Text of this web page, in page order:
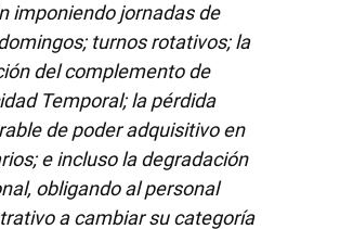
imponiendo jornadas de
turnos rotativos; la
del complemento de
Temporal; la pérdida
de poder adquisitivo en
e incluso la degradación
obligando al personal
a cambiar su categoría